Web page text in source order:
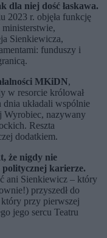
dla niej dość łaskawa.
2023 r. objęła funkcję
Sienkiewicza,
funduszy i
MKiDN,
w resorcie królował
układali wspólnie
Wyrobiec, nazywany
Reszta
dodatkiem.
że nigdy nie
karierze.
ani Sienkiewicz – który
przyszedł do
przy pierwszej
jego sercu Teatru